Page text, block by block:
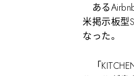
ある
米掲示板型
なった。
「